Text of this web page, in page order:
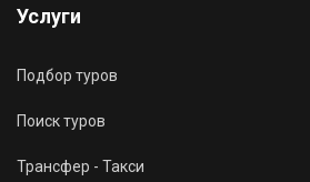
Услуги
Подбор туров
Поиск туров
Трансфер - Такси